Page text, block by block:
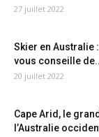
27 juillet 2022
Skier en Australie
vous conseille
20 juillet 2022
Cape Arid, le
l’Australie